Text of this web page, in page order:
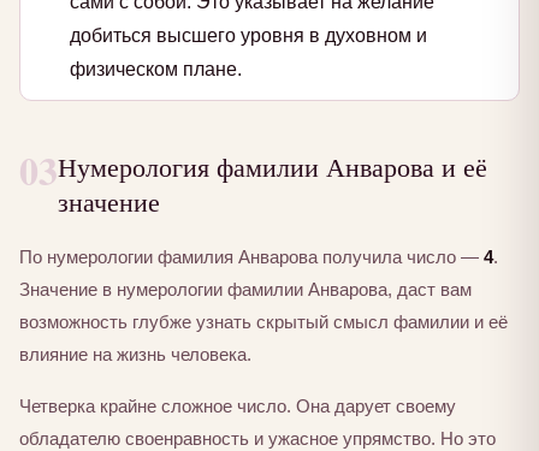
добиться высшего уровня в духовном и
физическом плане.
03Нумерология фамилии Анварова и её
значение
По нумерологии фамилия Анварова получила число — 4.
Значение в нумерологии фамилии Анварова, даст вам
возможность глубже узнать скрытый смысл фамилии и её
влияние на жизнь человека.
Четверка крайне сложное число. Она дарует своему
обладателю своенравность и ужасное упрямство. Но это